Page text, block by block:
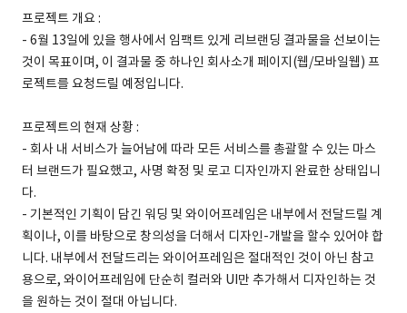
프로젝트 개요 :
- 6월 13일에 있을 행사에서 임팩트 있게 리브랜딩 결과물을 선보이는
것이 목표이며, 이 결과물 중 하나인 회사소개 페이지(웹/모바일웹) 프
로젝트를 요청드릴 예정입니다.
프로젝트의 현재 상황 :
- 회사 내 서비스가 늘어남에 따라 모든 서비스를 총괄할 수 있는 마스
터 브랜드가 필요했고, 사명 확정 및 로고 디자인까지 완료한 상태입니
다.
- 기본적인 기획이 담긴 워딩 및 와이어프레임은 내부에서 전달드릴 계
획이나, 이를 바탕으로 창의성을 더해서 디자인-개발을 할수 있어야 합
니다. 내부에서 전달드리는 와이어프레임은 절대적인 것이 아닌 참고
용으로, 와이어프레임에 단순히 컬러와 UI만 추가해서 디자인하는 것
을 원하는 것이 절대 아닙니다.